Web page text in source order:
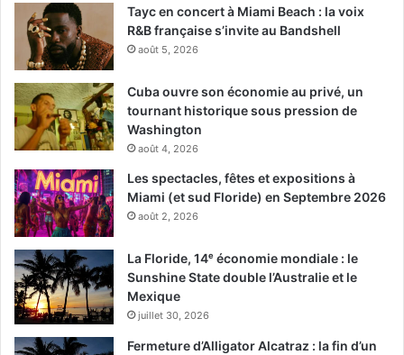
Tayc en concert à Miami Beach : la voix
R&B française s’invite au Bandshell
août 5, 2026
Cuba ouvre son économie au privé, un
tournant historique sous pression de
Washington
août 4, 2026
Les spectacles, fêtes et expositions à
Miami (et sud Floride) en Septembre 2026
août 2, 2026
La Floride, 14ᵉ économie mondiale : le
Sunshine State double l’Australie et le
Mexique
juillet 30, 2026
Fermeture d’Alligator Alcatraz : la fin d’un